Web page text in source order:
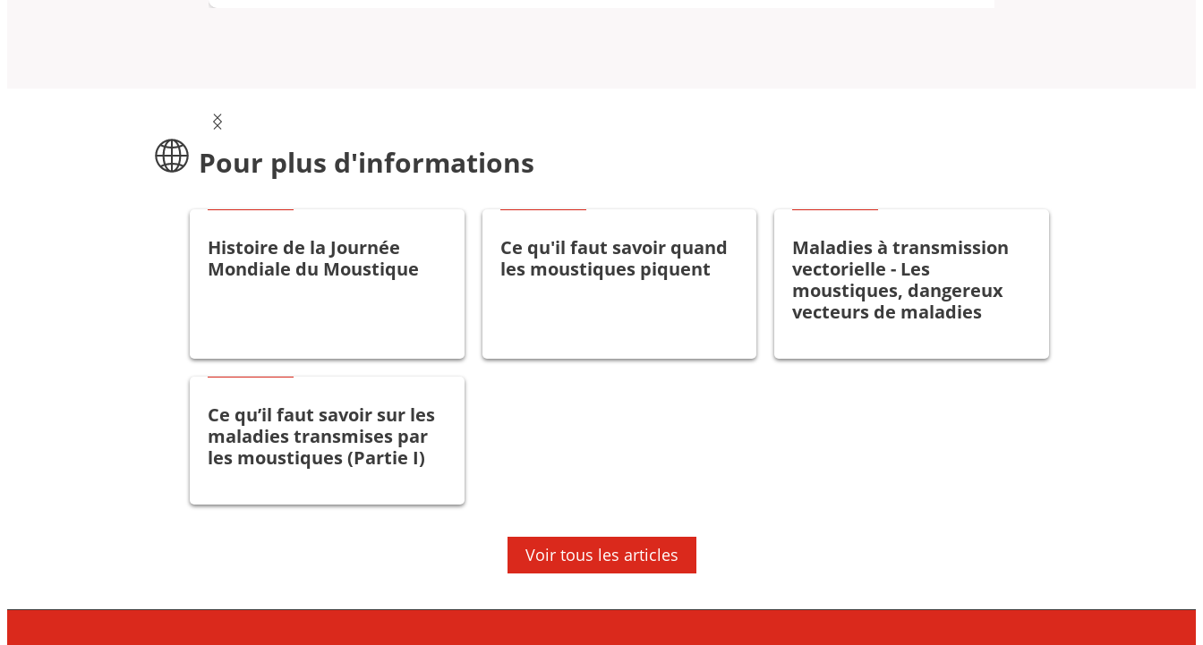
Pour plus d'informations
Histoire de la Journée
Mondiale du Moustique
Ce qu'il faut savoir quand
les moustiques piquent
Maladies à transmission
vectorielle - Les
moustiques, dangereux
vecteurs de maladies
Bon à savoir
Ce qu’il faut savoir sur les
maladies transmises par
les moustiques (Partie I)
Voir tous les articles